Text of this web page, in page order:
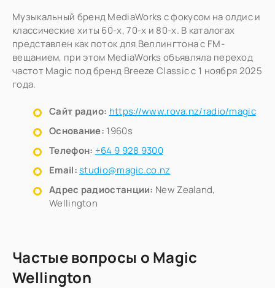
Музыкальный бренд MediaWorks с фокусом на олдис и
классические хиты 60-х, 70-х и 80-х. В каталогах
представлен как поток для Веллингтона с FM-
вещанием, при этом MediaWorks объявляла переход
частот Magic под бренд Breeze Classic с 1 ноября 2025
года.
Сайт радио: https://www.rova.nz/radio/magic
Основание: 1960s
Телефон: +64 9 928 9300
Email:studio@magic.co.nz
Адрес радиостанции: New Zealand,
Wellington
Частые вопросы о Magic
Wellington